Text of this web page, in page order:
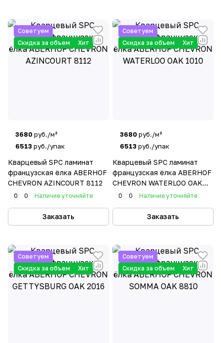
Советуем
Скидка за объем
Хит
3680 руб./м²
6513 руб./упак
Кварцевый SPC ламинат
французская ёлка ABERHOF
CHEVRON AZINCOURT 8112
0 0 Наличие уточняйте
Заказать
Советуем
Скидка за объем
Хит
3680 руб./м²
6513 руб./упак
Кварцевый SPC ламинат
французская ёлка ABERHOF
CHEVRON WATERLOO OAK
1010
0 0 Наличие уточняйте
Заказать
Советуем
Скидка за объем
Хит
Советуем
Скидка за объем
Хит